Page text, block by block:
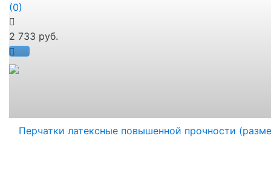
(0)
2 733 руб.